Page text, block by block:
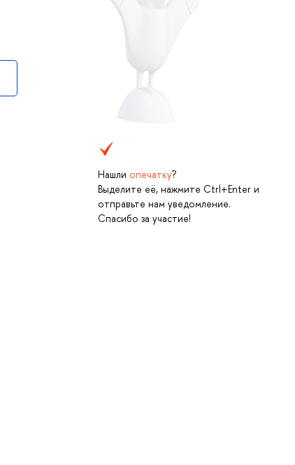
Нашли опечатку?
Выделите её, нажмите Ctrl+Enter и
отправьте нам уведомление.
Спасибо за участие!